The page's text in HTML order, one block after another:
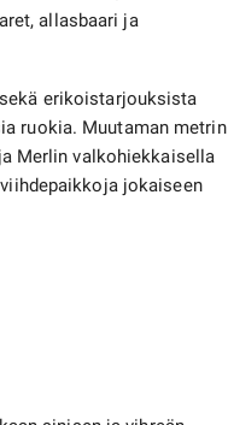
allasbaari ja
erikoistarjouksista
ruokia. Muutaman metrin
Merlin valkohiekkaisella
jokaiseen